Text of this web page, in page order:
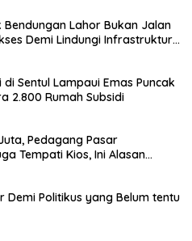
Bendungan Lahor Bukan Jalan
Demi Lindungi Infrastruktur
Sentul Lampaui Emas Puncak
2.800 Rumah Subsidi
Pedagang Pasar
Tempati Kios, Ini Alasan
Demi Politikus yang Belum tentu